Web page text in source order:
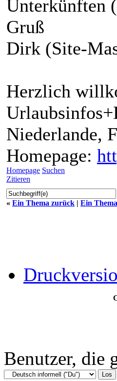
Unterkünften
Gruß
Dirk (Site-
Herzlich
Niederlande,
Homepage:
Homepage Suchen
Zitieren
« Ein Thema zurück | Ein
Benutzer, die